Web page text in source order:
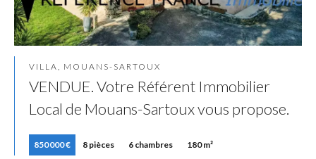
VILLA, MOUANS-SARTOUX
VENDUE. Votre Référent Immobilier
Local de Mouans-Sartoux vous propose.
850 000 € 8 pièces 6 chambres 180 m²